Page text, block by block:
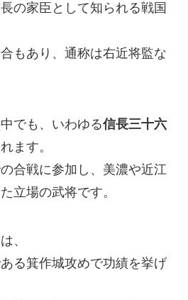
の家臣として知られる戦国
もあり、通称は右近将監な
でも、いわゆる信長三十六
ます。
合戦に参加し、美濃や近江
立場の武将です。
、
る箕作城攻めで功績を挙げ